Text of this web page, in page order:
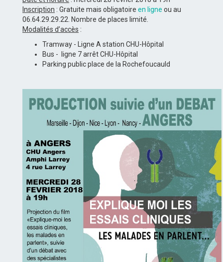
Inscription : Gratuite mais obligatoire en ligne ou au
06.64.29.29.22. Nombre de places limité.
Modalités d’accès :
Tramway - Ligne A station CHU-Hôpital
Bus - ligne 7 arrêt CHU-Hôpital
Parking public place de la Rochefoucauld